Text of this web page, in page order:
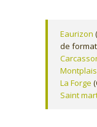
Eaurizon
de
La Forge
Saint